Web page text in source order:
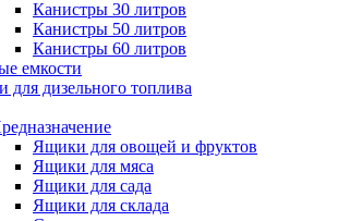
Канистры 30 литров
Канистры 50 литров
Канистры 60 литров
емкости
для дизельного топлива
Ящики для овощей и фруктов
Ящики для мяса
Ящики для сада
Ящики для склада